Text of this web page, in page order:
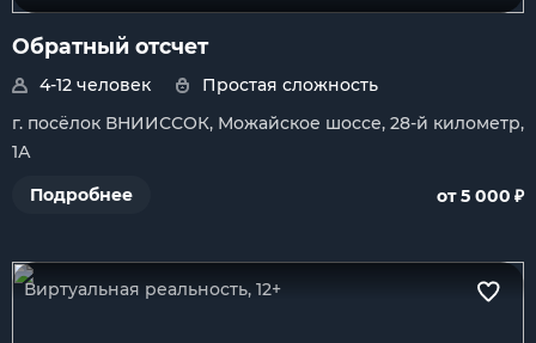
Обратный отсчет
4-12 человек
Простая сложность
г. посёлок ВНИИССОК, Можайское шоссе, 28-й километр,
1А
Подробнее
от 5 000 ₽
Виртуальная реальность, 12+